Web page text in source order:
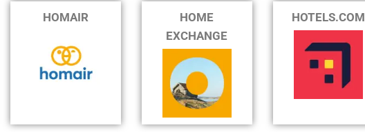
HOMAIR
HOME
EXCHANGE
HOTELS.COM